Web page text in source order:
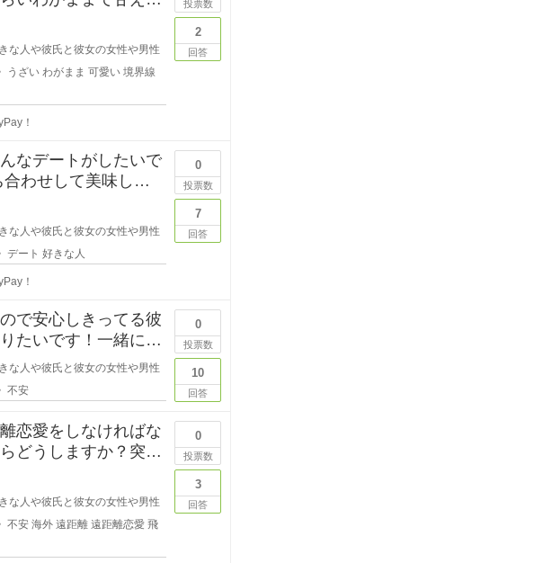
が、あ
な人や彼氏と彼女の女性や男性
うざい わがまま 可愛い 境界線
！
投票数
2
回答
なデートがしたいで
わせして美味しい
を過ご
な人や彼氏と彼女の女性や男性
デート 好きな人
！
0
投票数
7
回答
で安心しきってる彼
たいです！一緒にい
ってる
な人や彼氏と彼女の女性や男性
不安
0
投票数
10
回答
恋愛をしなければな
どうしますか？突然
に..
な人や彼氏と彼女の女性や男性
不安 海外 遠距離 遠距離恋愛 飛
0
投票数
3
回答